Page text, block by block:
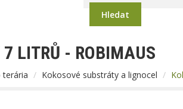
Hledat
7 LITRŮ - ROBIMAUS
terária Kokosové substráty a lignocel